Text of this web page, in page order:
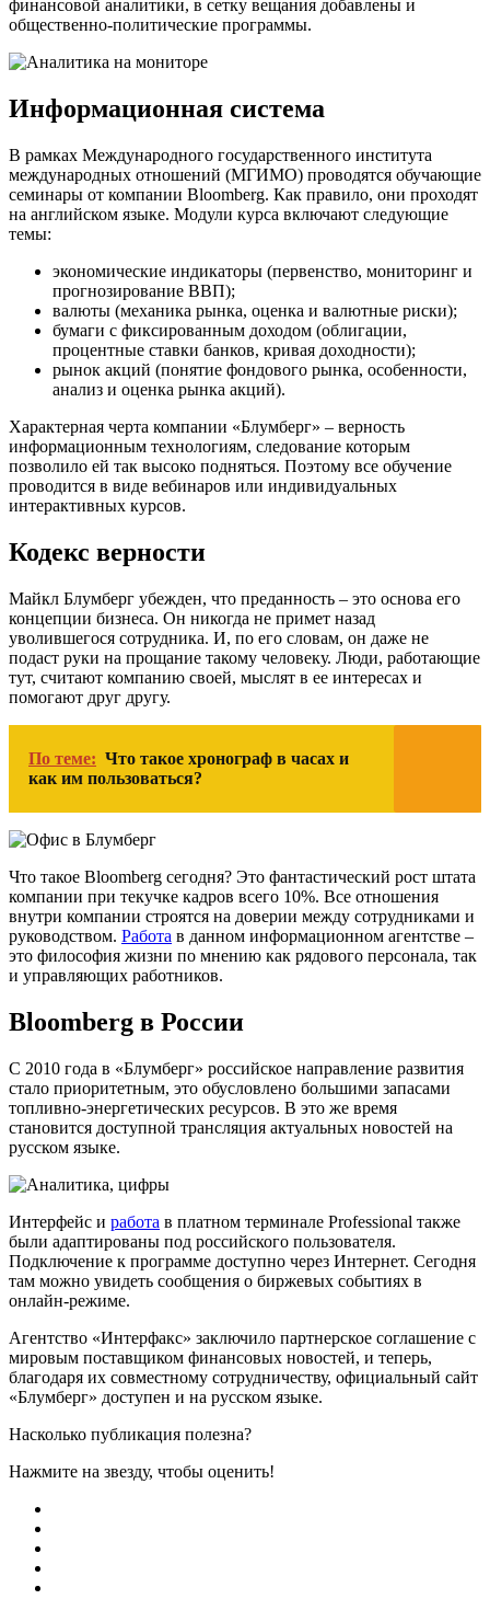
финансовой аналитики, в сетку вещания добавлены и
общественно-политические программы.
Информационная система
В рамках Международного государственного института
международных отношений (МГИМО) проводятся обучающие
семинары от компании Bloomberg. Как правило, они проходят
на английском языке. Модули курса включают следующие
темы:
экономические индикаторы (первенство, мониторинг и
прогнозирование ВВП);
валюты (механика рынка, оценка и валютные риски);
бумаги с фиксированным доходом (облигации,
процентные ставки банков, кривая доходности);
рынок акций (понятие фондового рынка, особенности,
анализ и оценка рынка акций).
Характерная черта компании «Блумберг» – верность
информационным технологиям, следование которым
позволило ей так высоко подняться. Поэтому все обучение
проводится в виде вебинаров или индивидуальных
интерактивных курсов.
Кодекс верности
Майкл Блумберг убежден, что преданность – это основа его
концепции бизнеса. Он никогда не примет назад
уволившегося сотрудника. И, по его словам, он даже не
подаст руки на прощание такому человеку. Люди, работающие
тут, считают компанию своей, мыслят в ее интересах и
помогают друг другу.
По теме: Что такое хронограф в часах и
как им пользоваться?
Что такое Bloomberg сегодня? Это фантастический рост штата
компании при текучке кадров всего 10%. Все отношения
внутри компании строятся на доверии между сотрудниками и
руководством. Работа в данном информационном агентстве –
это философия жизни по мнению как рядового персонала, так
и управляющих работников.
Bloomberg в России
С 2010 года в «Блумберг» российское направление развития
стало приоритетным, это обусловлено большими запасами
топливно-энергетических ресурсов. В это же время
становится доступной трансляция актуальных новостей на
русском языке.
Интерфейс и работа в платном терминале Professional также
были адаптированы под российского пользователя.
Подключение к программе доступно через Интернет. Сегодня
там можно увидеть сообщения о биржевых событиях в
онлайн-режиме.
Агентство «Интерфакс» заключило партнерское соглашение с
мировым поставщиком финансовых новостей, и теперь,
благодаря их совместному сотрудничеству, официальный сайт
«Блумберг» доступен и на русском языке.
Насколько публикация полезна?
Нажмите на звезду, чтобы оценить!